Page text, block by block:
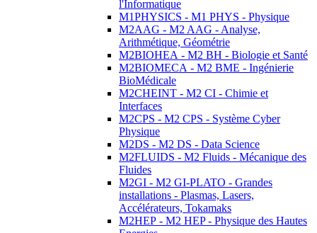
l'Informatique
M1PHYSICS - M1 PHYS - Physique
M2AAG - M2 AAG - Analyse,
Arithmétique, Géométrie
M2BIOHEA - M2 BH - Biologie et Santé
M2BIOMECA - M2 BME - Ingénierie
BioMédicale
M2CHEINT - M2 CI - Chimie et
Interfaces
M2CPS - M2 CPS - Système Cyber
Physique
M2DS - M2 DS - Data Science
M2FLUIDS - M2 Fluids - Mécanique des
Fluides
M2GI - M2 GI-PLATO - Grandes
installations - Plasmas, Lasers,
Accélérateurs, Tokamaks
M2HEP - M2 HEP - Physique des Hautes